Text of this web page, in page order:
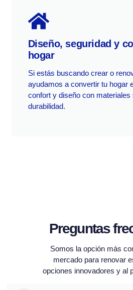
Diseño, seguridad y
hogar
Si estás buscando crear o
ayudamos a convertir tu hogar
confort y diseño con materiales
durabilidad.
Preguntas
Somos la opción más
mercado para renovar
opciones innovadores y al